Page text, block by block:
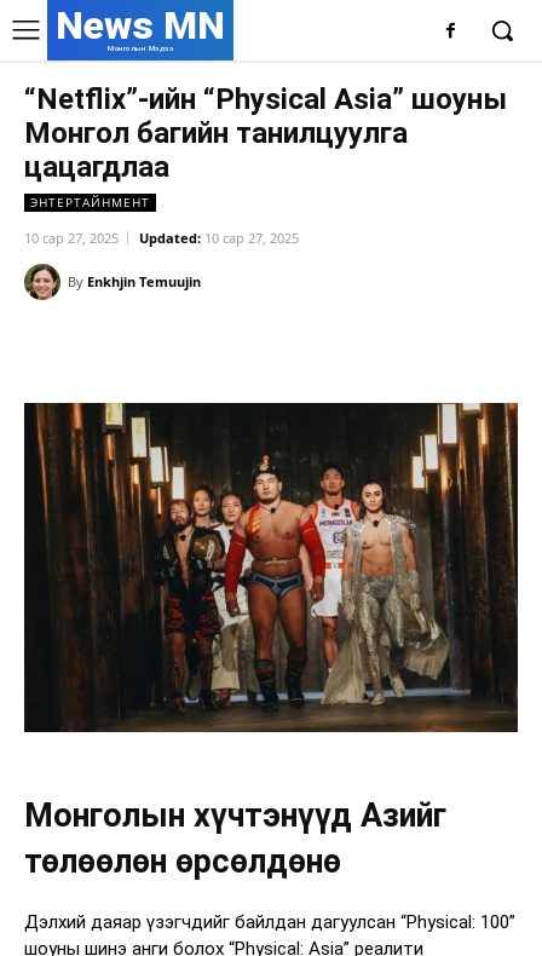
News MN
Монголын Мэдээ
“Netflix”-ийн “Physical Asia” шоуны
Монгол багийн танилцуулга
цацагдлаа
ЭНТЕРТАЙНМЕНТ
10 сар 27, 2025 Updated: 10 сар 27, 2025
By Enkhjin Temuujin
Монголын хүчтэнүүд Азийг
төлөөлөн өрсөлдөнө
Дэлхий даяар үзэгчдийг байлдан дагуулсан “Physical: 100”
шоуны шинэ анги болох “Physical: Asia” реалити